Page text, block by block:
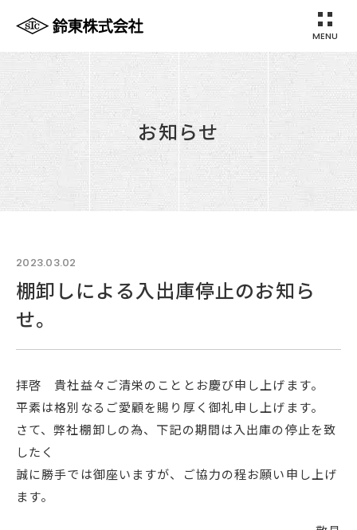
MENU
お知らせ
2023.03.02
棚卸しによる入出庫停止のお知ら
せ。
拝啓 貴社益々ご清栄のこととお慶び申し上げます。
平素は格別なるご愛顧を賜り厚く御礼申し上げます。
さて、弊社棚卸しの為、下記の期間は入出庫の停止を致
したく
誠に勝手では御座いますが、ご協力の程お願い申し上げ
ます。